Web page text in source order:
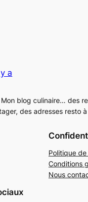
a
Mon blog culinaire… des
des adresses resto
Politique
Conditions
Nous